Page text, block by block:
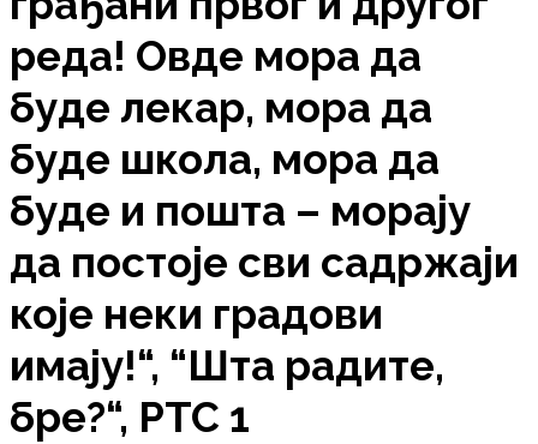
реда! Овде мора да
буде лекар, мора да
буде школа, мора да
буде и пошта – морају
да постоје сви садржаји
које неки градови
имају!“, “Шта радите,
бре?“, РТС 1